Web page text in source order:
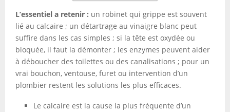
L’essentiel a retenir : un robinet qui grippe est souvent
lié au calcaire ; un détartrage au vinaigre blanc peut
suffire dans les cas simples ; si la tête est oxydée ou
bloquée, il faut la démonter ; les enzymes peuvent aider
à déboucher des toilettes ou des canalisations ; pour un
vrai bouchon, ventouse, furet ou intervention d’un
plombier restent les solutions les plus efficaces.
Le calcaire est la cause la plus fréquente d’un